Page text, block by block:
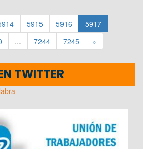
5915 5916
5917
... 7244 7245 »
TWITTER